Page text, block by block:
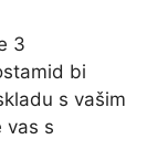
bi
s vašim
vas s